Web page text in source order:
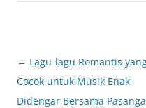
Post
navigation
← Lagu-lagu Romantis
Cocok untuk Musik Enak
Didengar Bersama